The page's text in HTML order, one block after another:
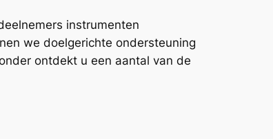
instrumenten
we doelgerichte ondersteuning
ontdekt u een aantal van de